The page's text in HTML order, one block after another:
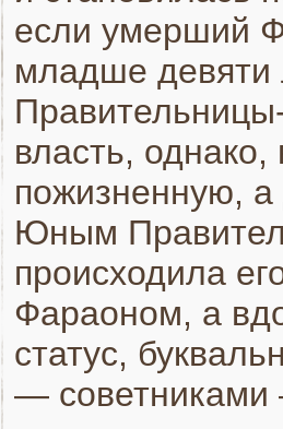
если умерший
младше девяти
власть,
пожизненную,
Юным
происходила
Фараоном, а
статус,
—